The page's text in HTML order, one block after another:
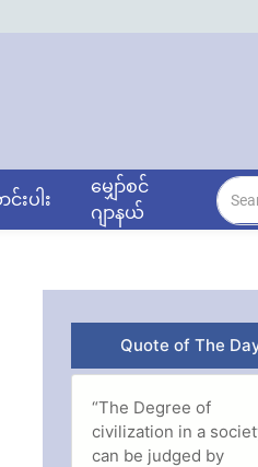
းပါး
မျှော်စင်
ဂျာနယ်
Quote of The
“The Degree of
civilization in a
can be judged by